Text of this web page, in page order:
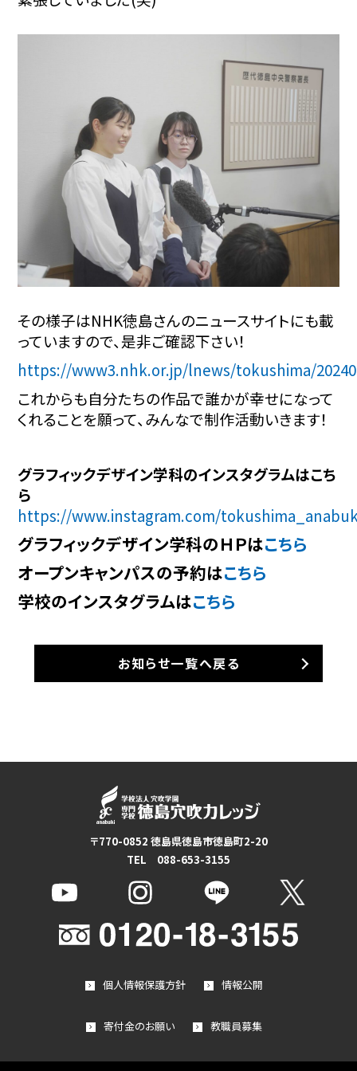
その様子はNHK徳島さんのニュースサイトにも載
っていますので、是非ご確認下さい！
https://www3.nhk.or.jp/lnews/tokushima/
これからも自分たちの作品で誰かが幸せになって
くれることを願って、みんなで制作活動いきます！
グラフィックデザイン学科のインスタグラムはこち
ら
https://www.instagram.com/
グラフィックデザイン学科のＨＰはこちら
オープンキャンパスの予約はこちら
学校のインスタグラムはこちら
お知らせ一覧へ戻る
〒770-0852 徳島県徳島市徳島町2-20
TEL 088-653-3155
個人情報保護方針 情報公開
寄付金のお願い 教職員募集